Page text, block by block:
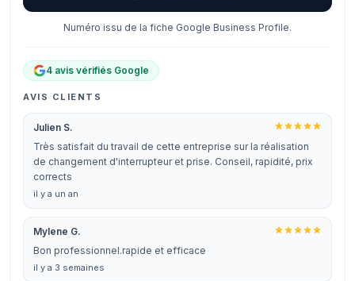
Numéro issu de la fiche Google Business Profile.
4 avis vérifiés Google
AVIS CLIENTS
Julien S.
Très satisfait du travail de cette entreprise sur la réalisation
de changement d'interrupteur et prise. Conseil, rapidité, prix
corrects
il y a un an
Mylene G.
Bon professionnel.rapide et efficace
il y a 3 semaines